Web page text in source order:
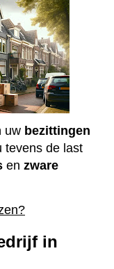
uw bezittingen
tevens de last
en zware
in